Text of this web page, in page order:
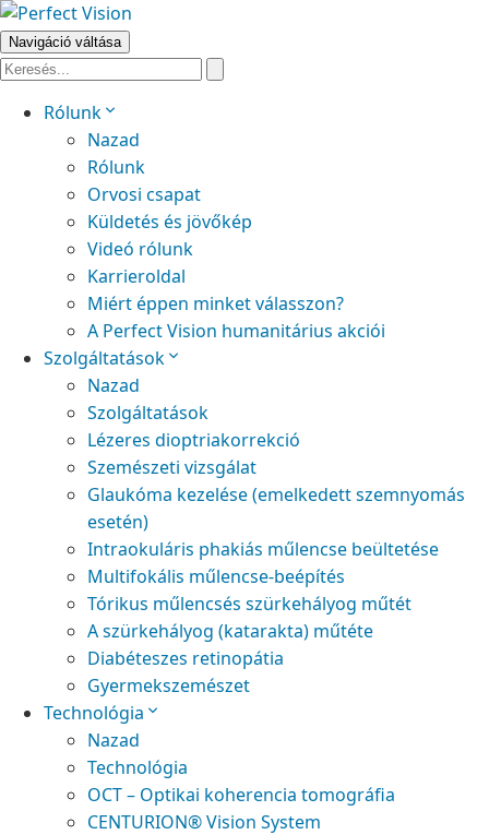
Navigáció váltása
Rólunk
Nazad
Rólunk
Orvosi csapat
Küldetés és jövőkép
Videó rólunk
Karrieroldal
Miért éppen minket válasszon?
A Perfect Vision humanitárius akciói
Szolgáltatások
Nazad
Szolgáltatások
Lézeres dioptriakorrekció
Szemészeti vizsgálat
Glaukóma kezelése (emelkedett szemnyomás
esetén)
Intraokuláris phakiás műlencse beültetése
Multifokális műlencse-beépítés
Tórikus műlencsés szürkehályog műtét
A szürkehályog (katarakta) műtéte
Diabéteszes retinopátia
Gyermekszemészet
Technológia
Nazad
Technológia
OCT – Optikai koherencia tomográfia
CENTURION® Vision System